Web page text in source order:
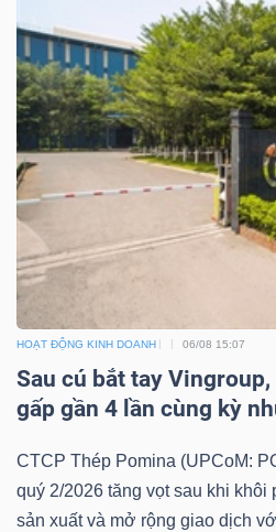
HOẠT ĐỘNG KINH DOANH 06/08 15:07
Sau cú bắt tay
gấp gần 4 lần cùng kỳ
CTCP Thép Pomina (UPCoM:
quý 2/2026 tăng vọt sau khi khôi
sản xuất và mở rộng giao dịch